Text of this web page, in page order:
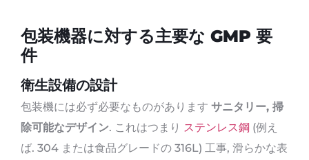
包装機器に対する主要な GMP 要
件
衛生設備の設計
包装機には必ず必要なものがあります サニタリー, 掃
除可能なデザイン. これはつまり ステンレス鋼 (例え
ば. 304 または食品グレードの 316L) 工事, 滑らかな表